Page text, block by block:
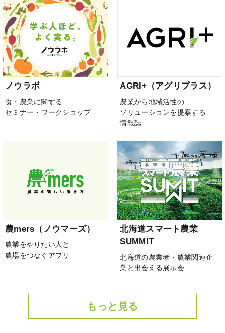
ノウラボ
食・農業に関する
セミナー・ワークショップ
AGRI+（アグリプラス）
農業から地域活性の
ソリューションを提案する
情報誌
農mers（ノウマーズ）
農業をやりたい人と
農場をつなぐアプリ
北海道スマート農業
SUMMIT
北海道の農業者・農業関連企
業と出会える展示会
もっと見る